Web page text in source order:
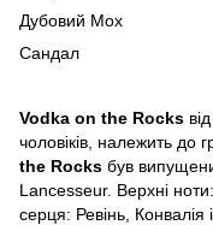
Дубовий Мох
Сандал
Vodka on the Rocks від
чоловіків, належить до
the Rocks був
Lancesseur. Верхні
серця: Ревінь,